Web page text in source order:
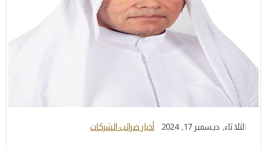
الثلاثاء, ديسمبر 17, 2024 أخبار ضرائب الشركات